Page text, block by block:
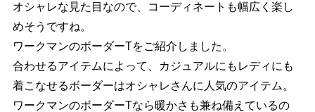
オシャレな見た目なので、コーディネートも幅広く楽し
めそうですね。
ワークマンのボーダーTをご紹介しました。
合わせるアイテムによって、カジュアルにもレディにも
着こなせるボーダーはオシャレさんに人気のアイテム。
ワークマンのボーダーTなら暖かさも兼ね備えているの